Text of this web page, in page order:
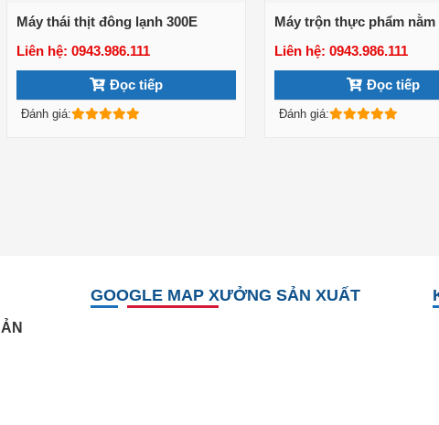
Xem chi tiết
Máy thái thịt đông lạnh 300E
Liên hệ: 0943.986.111
Đọc tiếp
Đánh giá:
Xem chi tiết
Máy trộn thực phẩm nằm
Liên hệ: 0943.986.111
Đọc tiếp
Đánh giá:
GOOGLE MAP XƯỞNG SẢN XUẤT